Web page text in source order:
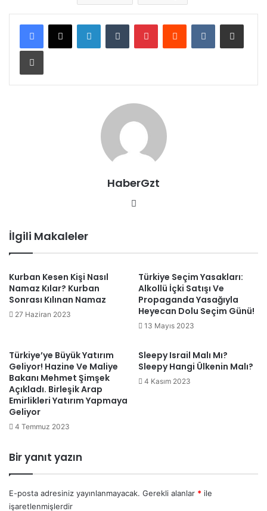
LinkedInTumblr PinterestReddit VKontakteE-Posta ile paylaş
Yazdır
HaberGzt
İlgili Makaleler
Kurban Kesen Kişi Nasıl
Namaz Kılar? Kurban
Sonrası Kılınan Namaz
27 Haziran 2023
Türkiye Seçim Yasakları:
Alkollü İçki Satışı Ve
Propaganda Yasağıyla
Heyecan Dolu Seçim Günü!
13 Mayıs 2023
Türkiye’ye Büyük Yatırım
Geliyor! Hazine Ve Maliye
Bakanı Mehmet Şimşek
Açıkladı. Birleşik Arap
Emirlikleri Yatırım Yapmaya
Geliyor
4 Temmuz 2023
Sleepy Israil Malı Mı?
Sleepy Hangi Ülkenin Malı?
4 Kasım 2023
Bir yanıt yazın
E-posta adresiniz yayınlanmayacak. Gerekli alanlar * ile
işaretlenmişlerdir